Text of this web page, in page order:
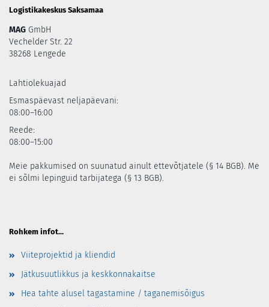
Logistikakeskus Saksamaa
MAG GmbH
Vechelder Str. 22
38268 Lengede
Lahtiolekuajad
Esmaspäevast neljapäevani:
08:00–16:00
Reede:
08:00–15:00
Meie pakkumised on suunatud ainult ettevõtjatele (§ 14 BGB). Me
ei sõlmi lepinguid tarbijatega (§ 13 BGB).
Rohkem infot...
Viiteprojektid ja kliendid
Jätkusuutlikkus ja keskkonnakaitse
Hea tahte alusel tagastamine / taganemisõigus